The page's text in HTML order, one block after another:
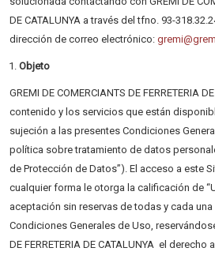
DE CATALUNYA a través del tfno. 93-
dirección de correo electrónico:
Objeto
GREMI DE COMERCIANTS DE FERRETERIA
contenido y los servicios que están
sujeción a las presentes Condiciones
política sobre tratamiento de datos
de Protección de Datos”). El acceso a este
cualquier forma le otorga la calificación de
aceptación sin reservas de todas y cada
Condiciones Generales de Uso, reservándose
DE FERRETERIA DE CATALUNYA el